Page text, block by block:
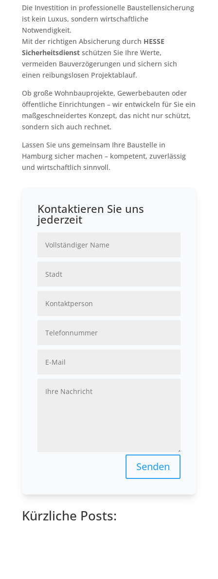
Die Investition in professionelle Baustellensicherung
ist kein Luxus, sondern wirtschaftliche
Notwendigkeit.
Mit der richtigen Absicherung durch HESSE
Sicherheitsdienstschützen Sie Ihre Werte,
vermeiden Bauverzögerungen und sichern sich
einen reibungslosen Projektablauf.
Ob große Wohnbauprojekte, Gewerbebauten oder
öffentliche Einrichtungen – wir entwickeln für Sie ein
maßgeschneidertes Konzept, das nicht nur schützt,
sondern sich auch rechnet.
Lassen Sie uns gemeinsam Ihre Baustelle in
Hamburg sicher machen – kompetent, zuverlässig
und wirtschaftlich sinnvoll.
Kontaktieren Sie uns
jederzeit
Senden
Kürzliche Posts: